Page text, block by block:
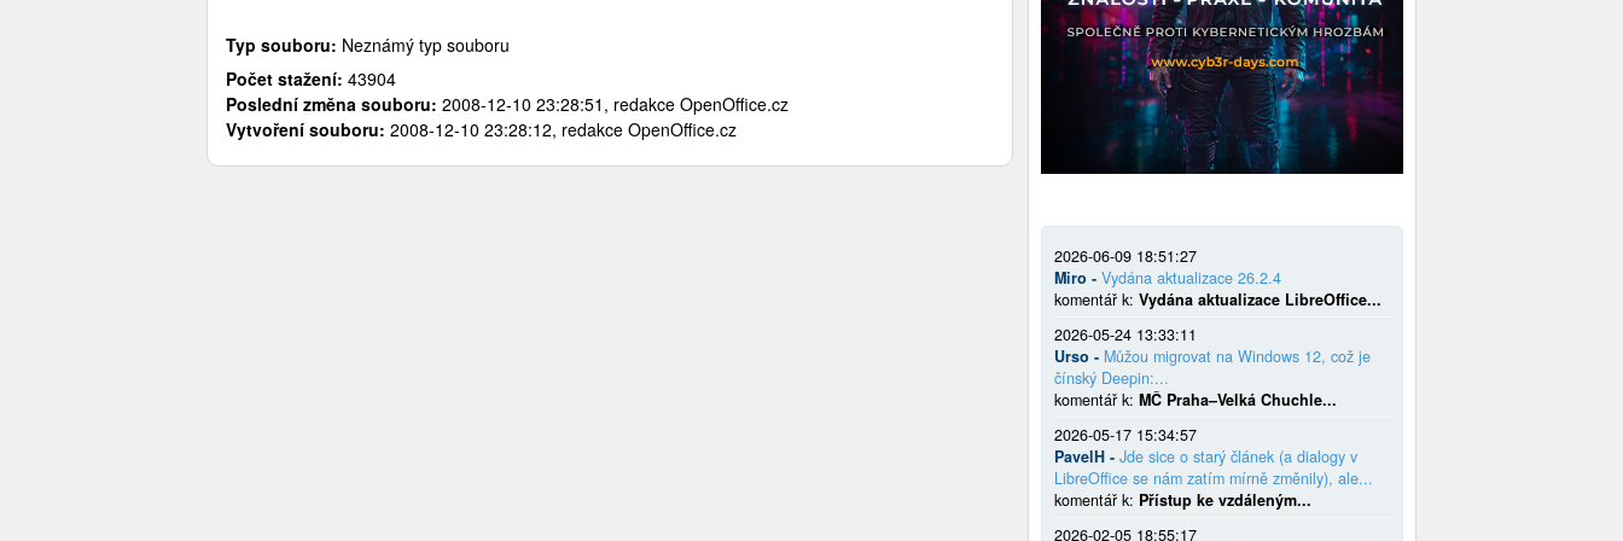
Typ souboru: Neznámý typ souboru
Počet stažení: 43904
Poslední změna souboru: 2008-12-10 23:28:51, redakce OpenOffice.cz
Vytvoření souboru: 2008-12-10 23:28:12, redakce OpenOffice.cz
2026-06-09 18:51:27
Miro - Vydána aktualizace 26.2.4
komentář k: Vydána aktualizace LibreOffice...
2026-05-24 13:33:11
Urso - Můžou migrovat na Windows 12, což je
čínský Deepin:...
komentář k: MČ Praha–Velká Chuchle...
2026-05-17 15:34:57
PavelH - Jde sice o starý článek (a dialogy v
LibreOffice se nám zatím mírně změnily), ale...
komentář k: Přístup ke vzdáleným...
2026-02-05 18:55:17